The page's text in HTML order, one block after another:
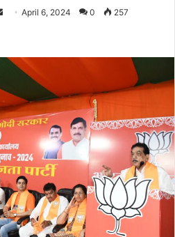
Send April 6, 2024 0 257